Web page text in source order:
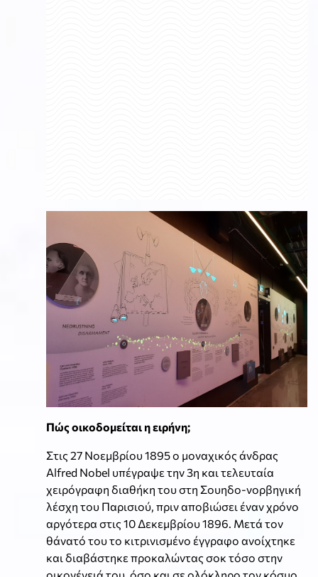
Πώς οικοδομείται η ειρήνη;
Στις 27 Νοεμβρίου 1895 ο μοναχικός άνδρας
Alfred Nobel υπέγραψε την 3η και τελευταία
χειρόγραφη διαθήκη του στη Σουηδο-νορβηγική
λέσχη του Παρισιού, πριν αποβιώσει έναν χρόνο
αργότερα στις 10 Δεκεμβρίου 1896. Μετά τον
θάνατό του το κιτρινισμένο έγγραφο ανοίχτηκε
και διαβάστηκε προκαλώντας σοκ τόσο στην